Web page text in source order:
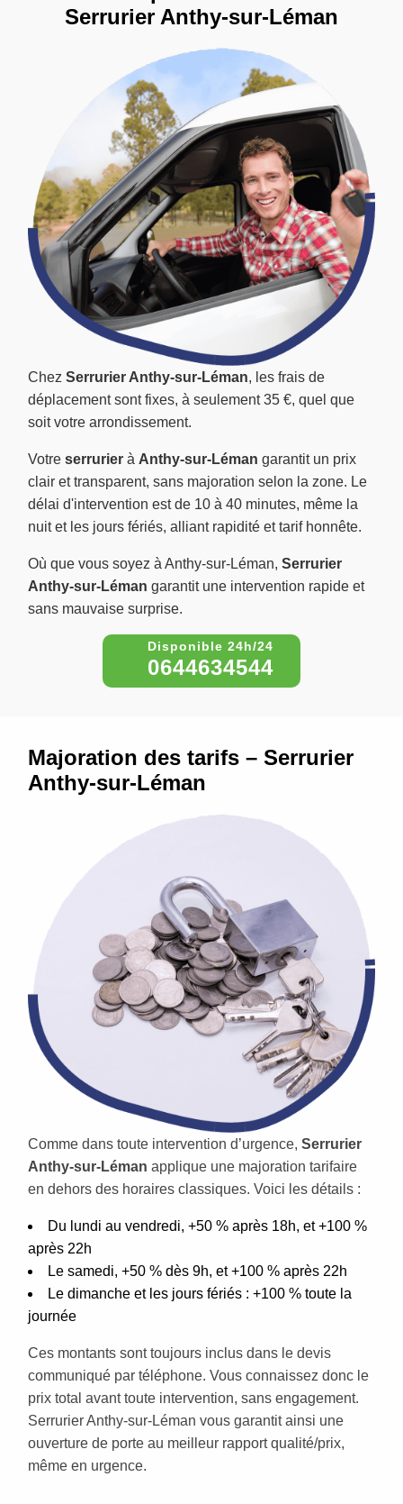
Chez Serrurier Anthy-sur-Léman, les frais de
déplacement sont fixes, à seulement 35 €, quel que
soit votre arrondissement.
Votre serrurier à Anthy-sur-Léman garantit un prix
clair et transparent, sans majoration selon la zone. Le
délai d'intervention est de 10 à 40 minutes, même la
nuit et les jours fériés, alliant rapidité et tarif honnête.
Où que vous soyez à Anthy-sur-Léman, Serrurier
Anthy-sur-Léman garantit une intervention rapide et
sans mauvaise surprise.
0644634544
Serrurier Anthy-sur-Léman
Majoration des tarifs – Serrurier
Anthy-sur-Léman
Comme dans toute intervention d’urgence, Serrurier
Anthy-sur-Léman applique une majoration tarifaire
en dehors des horaires classiques. Voici les détails :
Du lundi au vendredi, +50 % après 18h, et +100 %
après 22h
Le samedi, +50 % dès 9h, et +100 % après 22h
Le dimanche et les jours fériés : +100 % toute la
journée
Ces montants sont toujours inclus dans le devis
communiqué par téléphone. Vous connaissez donc le
prix total avant toute intervention, sans engagement.
Serrurier Anthy-sur-Léman vous garantit ainsi une
ouverture de porte au meilleur rapport qualité/prix,
même en urgence.